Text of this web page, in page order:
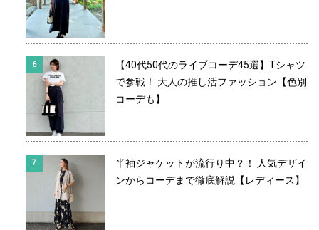
【40代50代のライブコーデ45選】Tシャツ
で参戦！ 大人の推し活ファッション【色別
コーデも】
半袖ジャケットが流行り中？！ 人気デザイ
ンからコーデまで徹底解説【レディース】